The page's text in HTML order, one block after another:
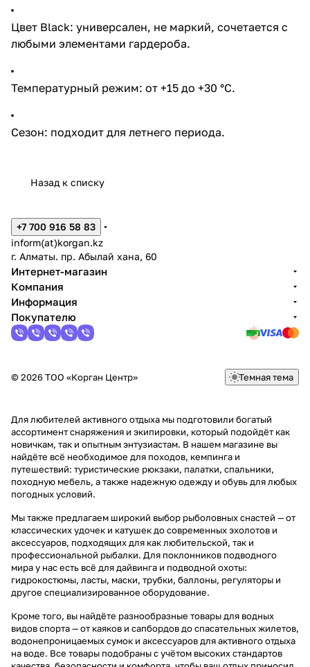
Цвет Black: универсален, не маркий, сочетается с
любыми элементами гардероба.
Температурный режим: от +15 до +30 °C.
Сезон: подходит для летнего периода.
Назад к списку
+7 700 916 58 83
inform(at)korgan.kz
г. Алматы. пр. Абылай хана, 60
Интернет-магазин
Компания
Информация
Покупателю
© 2026 ТОО «Корган Центр» Темная тема
Для любителей активного отдыха мы подготовили богатый
ассортимент снаряжения и экипировки, который подойдёт как
новичкам, так и опытным энтузиастам. В нашем магазине вы
найдёте всё необходимое для походов, кемпинга и
путешествий: туристические рюкзаки, палатки, спальники,
походную мебель, а также надежную одежду и обувь для любых
погодных условий.
Мы также предлагаем широкий выбор рыболовных снастей — от
классических удочек и катушек до современных эхолотов и
аксессуаров, подходящих для как любительской, так и
профессиональной рыбалки. Для поклонников подводного
мира у нас есть всё для дайвинга и подводной охоты:
гидрокостюмы, ласты, маски, трубки, баллоны, регуляторы и
другое специализированное оборудование.
Кроме того, вы найдёте разнообразные товары для водных
видов спорта — от каяков и сапбордов до спасательных жилетов,
водонепроницаемых сумок и аксессуаров для активного отдыха
на воде. Все товары подобраны с учётом высоких стандартов